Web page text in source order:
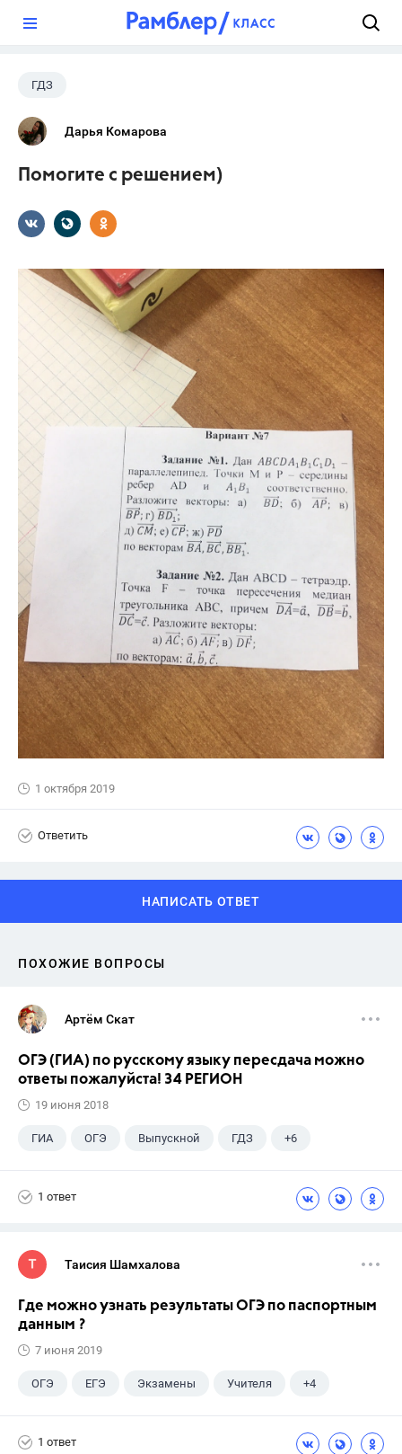
ГДЗ
Дарья Комарова
Помогите с решением)
1 октября 2019
Ответить
НАПИСАТЬ ОТВЕТ
ПОХОЖИЕ ВОПРОСЫ
Артём Скат
ОГЭ (ГИА) по русскому языку пересдача можно
ответы пожалуйста! 34 РЕГИОН
19 июня 2018
ГИА ОГЭ Выпускной ГДЗ +6
1 ответ
Таисия Шамхалова
Где можно узнать результаты ОГЭ по паспортным
данным ?
7 июня 2019
ОГЭ ЕГЭ Экзамены Учителя +4
1 ответ